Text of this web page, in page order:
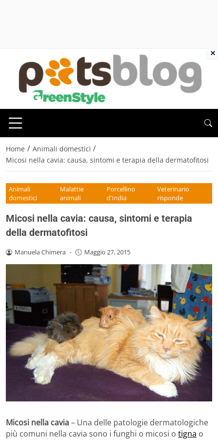
Home / Animali domestici /
Micosi nella cavia: causa, sintomi e terapia della dermatofitosi
Animali
domestici
Malattie
animali
Porcellino
d'India
Veterinario
risponde
Micosi nella cavia: causa, sintomi e terapia
della dermatofitosi
Manuela Chimera - Maggio 27, 2015
Micosi nella cavia– Una delle patologie dermatologiche
più comuni nella cavia sono i funghi o micosi o tigna o
×